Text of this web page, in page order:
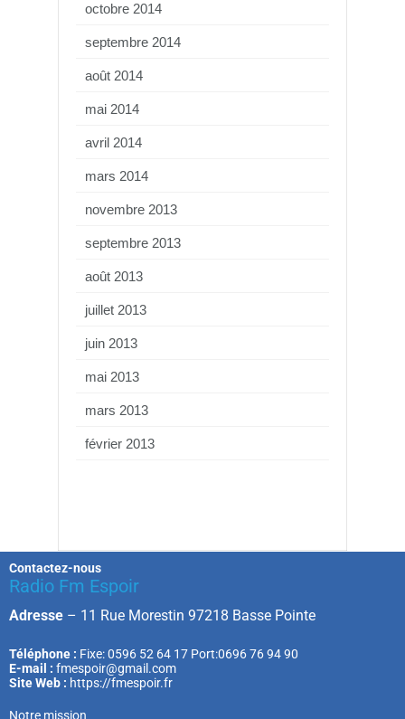
octobre 2014
septembre 2014
août 2014
mai 2014
avril 2014
mars 2014
novembre 2013
septembre 2013
août 2013
juillet 2013
juin 2013
mai 2013
mars 2013
février 2013
Contactez-nous
Radio Fm Espoir
Adresse – 11 Rue Morestin 97218 Basse Pointe
Téléphone : Fixe: 0596 52 64 17 Port:0696 76 94 90
E-mail : fmespoir@gmail.com
Site Web : https://fmespoir.fr
Notre mission